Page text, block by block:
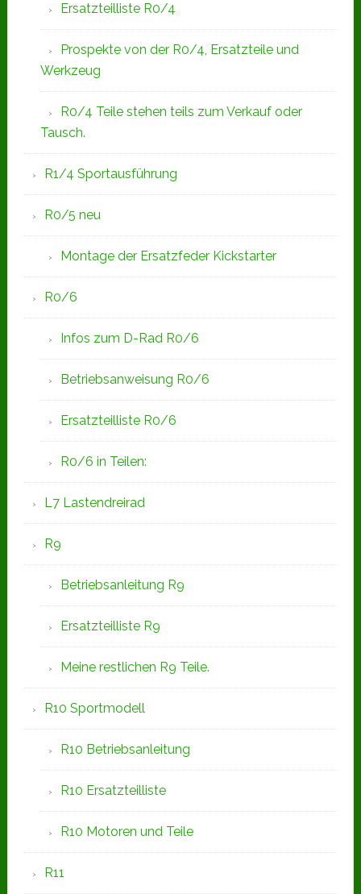
Ersatzteilliste R0/4
Prospekte von der R0/4, Ersatzteile und
Werkzeug
R0/4 Teile stehen teils zum Verkauf oder
Tausch.
R1/4 Sportausführung
R0/5 neu
Montage der Ersatzfeder Kickstarter
R0/6
Infos zum D-Rad R0/6
Betriebsanweisung R0/6
Ersatzteilliste R0/6
R0/6 in Teilen:
L7 Lastendreirad
R9
Betriebsanleitung R9
Ersatzteilliste R9
Meine restlichen R9 Teile.
R10 Sportmodell
R10 Betriebsanleitung
R10 Ersatzteilliste
R10 Motoren und Teile
R11